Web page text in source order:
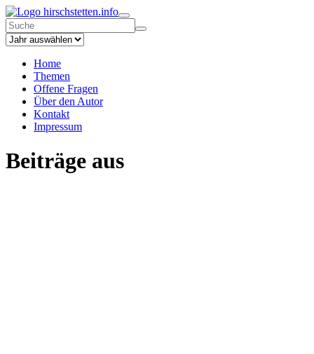
hirschstetten.info
Home
Themen
Offene Fragen
Über den Autor
Kontakt
Impressum
Beiträge aus